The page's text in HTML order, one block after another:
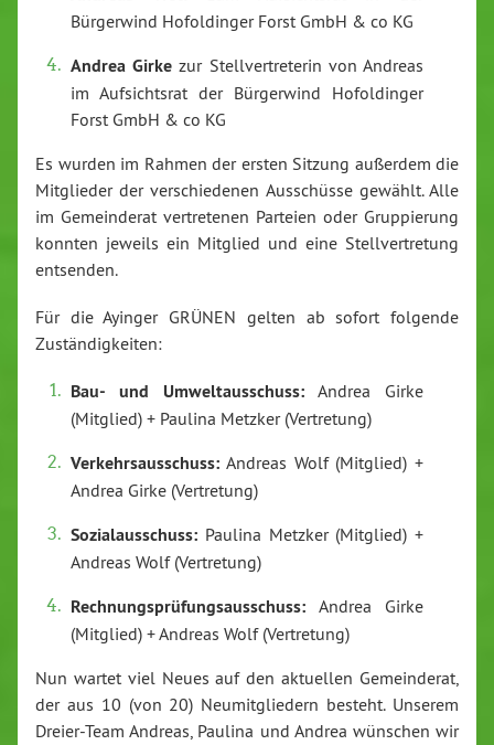
Bürgerwind Hofoldinger Forst GmbH & co KG
Andrea Girke zur Stellvertreterin von Andreas
im Aufsichtsrat der Bürgerwind Hofoldinger
Forst GmbH & co KG
Es wurden im Rahmen der ersten Sitzung außerdem die
Mitglieder der verschiedenen Ausschüsse gewählt. Alle
im Gemeinderat vertretenen Parteien oder Gruppierung
konnten jeweils ein Mitglied und eine Stellvertretung
entsenden.
Für die Ayinger GRÜNEN gelten ab sofort folgende
Zuständigkeiten:
Bau- und Umweltausschuss: Andrea Girke
(Mitglied) + Paulina Metzker (Vertretung)
Verkehrsausschuss: Andreas Wolf (Mitglied) +
Andrea Girke (Vertretung)
Sozialausschuss: Paulina Metzker (Mitglied) +
Andreas Wolf (Vertretung)
Rechnungsprüfungsausschuss: Andrea Girke
(Mitglied) + Andreas Wolf (Vertretung)
Nun wartet viel Neues auf den aktuellen Gemeinderat,
der aus 10 (von 20) Neumitgliedern besteht. Unserem
Dreier-Team Andreas, Paulina und Andrea wünschen wir